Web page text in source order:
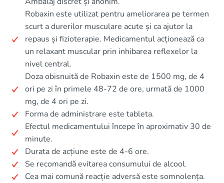
Robaxin este utilizat pentru ameliorarea pe termen
scurt a durerilor musculare acute și ca ajutor la
repaus și fizioterapie. Medicamentul acționează ca
un relaxant muscular prin inhibarea reflexelor la
nivel central.
Doza obisnuită de Robaxin este de 1500 mg, de 4
ori pe zi în primele 48-72 de ore, urmată de 1000
mg, de 4 ori pe zi.
Forma de administrare este tableta.
Efectul medicamentului începe în aproximativ 30 de
minute.
Durata de acțiune este de 4-6 ore.
Se recomandă evitarea consumului de alcool.
Cea mai comună reacție adversă este somnolența.